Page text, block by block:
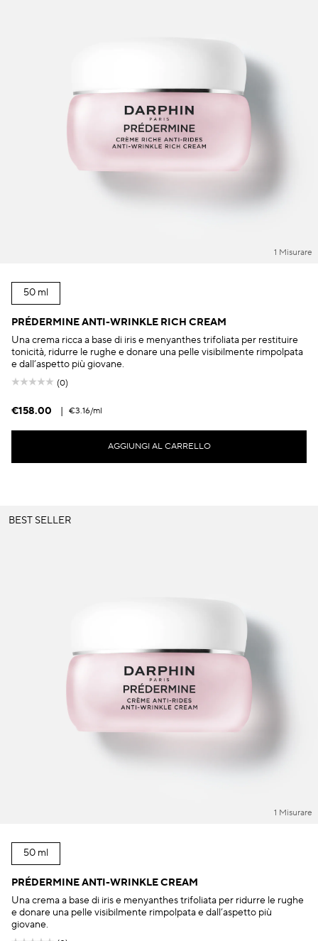
1 Misurare
50 ml
PRÉDERMINE ANTI-WRINKLE RICH CREAM
Una crema ricca a base di iris e menyanthes trifoliata per restituire
tonicità, ridurre le rughe e donare una pelle visibilmente rimpolpata
e dall’aspetto più giovane.
(0)
€158.00 | €3.16/ml
AGGIUNGI AL CARRELLO
BEST SELLER
1 Misurare
50 ml
PRÉDERMINE ANTI-WRINKLE CREAM
Una crema a base di iris e menyanthes trifoliata per ridurre le rughe
e donare una pelle visibilmente rimpolpata e dall’aspetto più
giovane.